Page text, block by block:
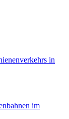
in
im